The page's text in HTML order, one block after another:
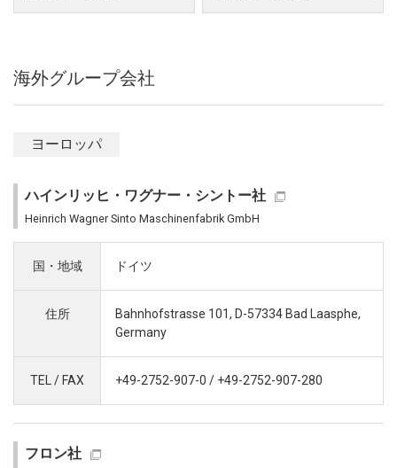
海外グループ会社
ヨーロッパ
ハインリッヒ・ワグナー・シントー社
Heinrich Wagner Sinto Maschinenfabrik GmbH
国・地域 ドイツ
住所
Bahnhofstrasse 101, D-57334 Bad Laasphe,
Germany
TEL / FAX +49-2752-907-0 / +49-2752-907-280
フロン社